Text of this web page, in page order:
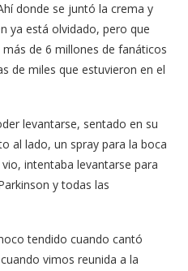
donde se juntó la crema y
ya está olvidado, pero que
de 6 millones de fanáticos
de miles que estuvieron en el
levantarse, sentado en su
al lado, un spray para la boca
intentaba levantarse para
y todas las
tendido cuando cantó
vimos reunida a la